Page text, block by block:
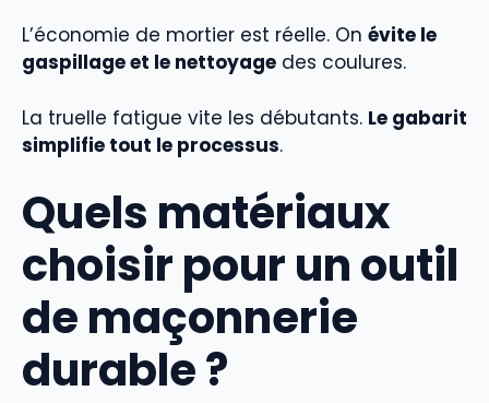
L’économie de mortier est réelle. On évite le
gaspillage et le nettoyage des coulures.
La truelle fatigue vite les débutants. Le gabarit
simplifie tout le processus.
Quels matériaux
choisir pour un outil
de maçonnerie
durable ?